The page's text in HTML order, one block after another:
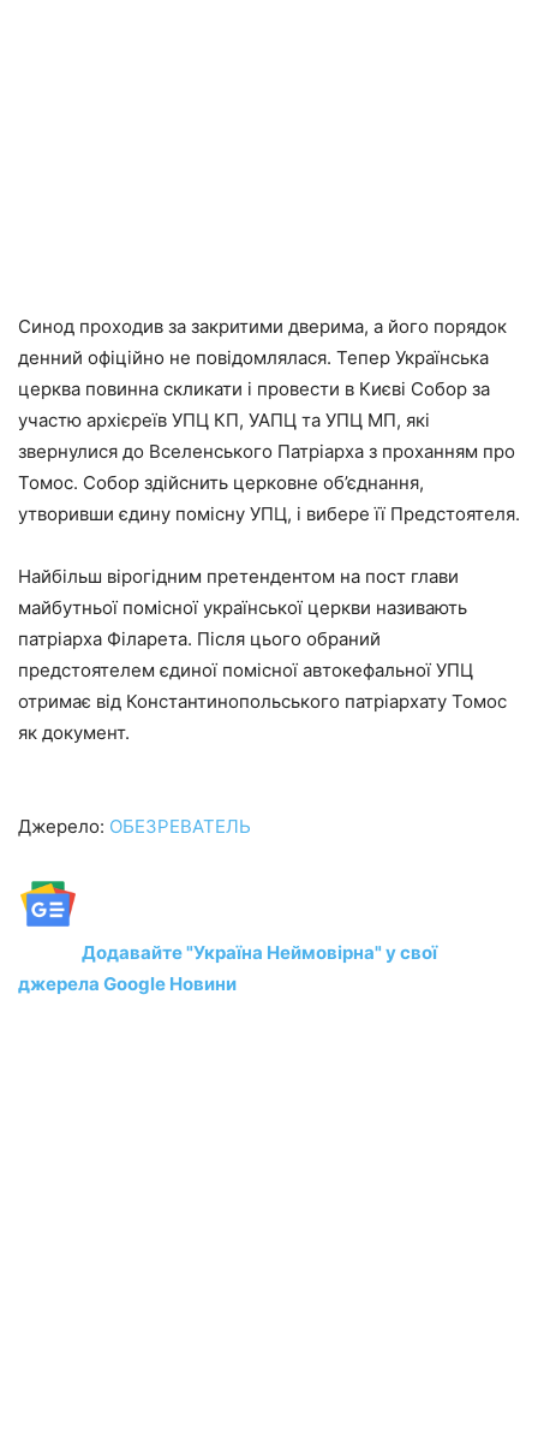
Синод проходив за закритими дверима, а його порядок
денний офіційно не повідомлялася. Тепер Українська
церква повинна скликати і провести в Києві Собор за
участю архієреїв УПЦ КП, УАПЦ та УПЦ МП, які
звернулися до Вселенського Патріарха з проханням про
Томос. Собор здійснить церковне об’єднання,
утворивши єдину помісну УПЦ, і вибере її Предстоятеля.
Найбільш вірогідним претендентом на пост глави
майбутньої помісної української церкви називають
патріарха Філарета. Після цього обраний
предстоятелем єдиної помісної автокефальної УПЦ
отримає від Константинопольського патріархату Томос
як документ.
Джерело: ОБЕЗРЕВАТЕЛЬ
Додавайте "Україна Неймовірна" у свої
джерела Google Новини